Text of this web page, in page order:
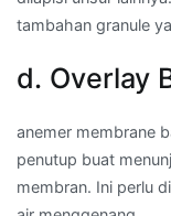
tambahan granule
d. Overlay
anemer membrane
penutup buat
membran. Ini perlu